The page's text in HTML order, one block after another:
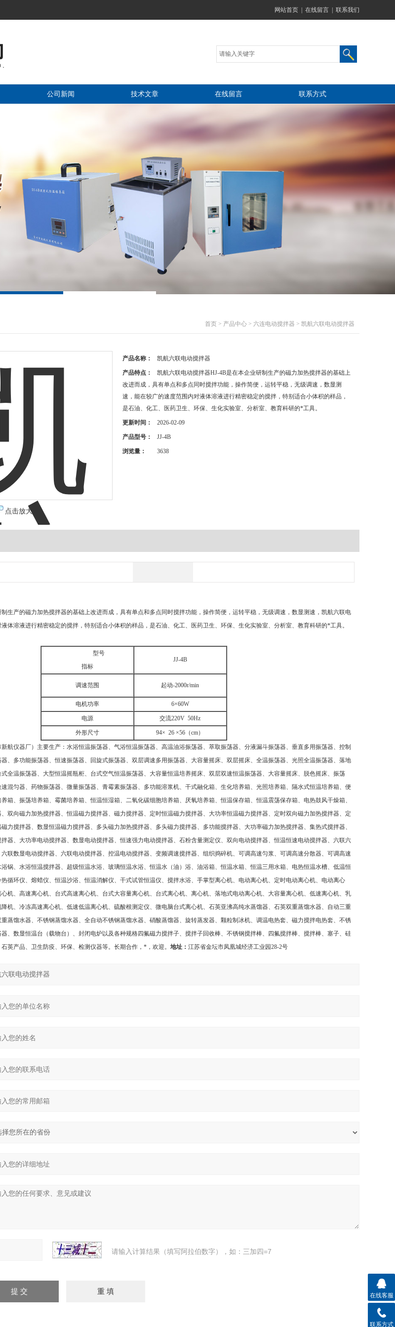
网站首页 在线留言 联系我们
公司新闻 技术文章 在线留言 联系方式
首页 > 产品中心 > 六连电动搅拌器 > 凯航六联电动搅拌器
点击放大
产品名称： 凯航六联电动搅拌器
产品特点：
凯航六联电动搅拌器HJ-4B是在本企业研制生产的磁力加热搅拌器的基础上
改进而成，具有单点和多点同时搅拌功能，操作简便，运转平稳，无级调速，数显测
速，能在较广的速度范围内对液体溶液进行精密稳定的搅拌，特别适合小体积的样品，
是石油、化工、医药卫生、环保、生化实验室、分析室、教育科研的*工具。
更新时间： 2026-02-09
产品型号： JJ-4B
浏览量： 3638
生产的磁力加热搅拌器的基础上改进而成，具有单点和多点同时搅拌功能，操作简便，运转平稳，无级调速，数显测速，凯航六联电
体溶液进行精密稳定的搅拌，特别适合小体积的样品，是石油、化工、医药卫生、环保、生化实验室、分析室、教育科研的*工具。
型号
指标
JJ-4B
调速范围 起动-2000r/min
电机功率 6×60W
电源 交流220V 50Hz
外形尺寸 94× 26 ×56（cm）
航仪器厂）主要生产：水浴恒温振荡器、气浴恒温振荡器、高温油浴振荡器、萃取振荡器、分液漏斗振荡器、垂直多用振荡器、控制
、多功能振荡器、恒速振荡器、回旋式振荡器、双层调速多用振荡器、大容量摇床、双层摇床、全温振荡器、光照全温振荡器、落地
全温振荡器、大型恒温摇瓶柜、台式空气恒温振荡器、大容量恒温培养摇床、双层双速恒温振荡器、大容量摇床、脱色摇床、振荡
混匀器、药物振荡器、微量振荡器、青霉素振荡器、多功能溶浆机、干式融化箱、生化培养箱、光照培养箱、隔水式恒温培养箱、便
箱、振荡培养箱、霉菌培养箱、恒温恒湿箱、二氧化碳细胞培养箱、厌氧培养箱、恒温保存箱、恒温震荡保存箱、电热鼓风干燥箱、
双向磁力加热搅拌器、恒温磁力搅拌器、磁力搅拌器、定时恒温磁力搅拌器、大功率恒温磁力搅拌器、定时双向磁力加热搅拌器、定
力搅拌器、数显恒温磁力搅拌器、多头磁力加热搅拌器、多头磁力搅拌器、多功能搅拌器、大功率磁力加热搅拌器、集热式搅拌器、
器、大功率电动搅拌器、数显电动搅拌器、恒速强力电动搅拌器、石粉含量测定仪、双向电动搅拌器、恒温恒速电动搅拌器、六联六
联数显电动搅拌器、六联电动搅拌器、控温电动搅拌器、变频调速搅拌器、组织捣碎机、可调高速匀浆、可调高速分散器、可调高速
锅、水浴恒温搅拌器、超级恒温水浴、玻璃恒温水浴、恒温水（油）浴、油浴箱、恒温水箱、恒温三用水箱、电热恒温水槽、低温恒
循环仪、熔蜡仪、恒温沙浴、恒温消解仪、干式试管恒温仪、搅拌水浴、手掌型离心机、电动离心机、定时电动离心机、电动离心
机、高速离心机、台式高速离心机、台式大容量离心机、台式离心机、离心机、落地式电动离心机、大容量离心机、低速离心机、乳
机、冷冻高速离心机、低速低温离心机、硫酸根测定仪、微电脑台式离心机、石英亚沸高纯水蒸馏器、石英双重蒸馏水器、自动三重
蒸馏水器、不锈钢蒸馏水器、全自动不锈钢蒸馏水器、硝酸蒸馏器、旋转蒸发器、颗粒制冰机、调温电热套、磁力搅拌电热套、不锈
、数显恒温台（载物台）、封闭电炉以及各种规格四氟磁力搅拌子、搅拌子回收棒、不锈钢搅拌棒、四氟搅拌棒、搅拌棒、塞子、硅
英产品、卫生防疫、环保、检测仪器等。长期合作，*，欢迎。 地址： 江苏省金坛市凤凰城经济工业园28-2号
请输入计算结果（填写阿拉伯数字），如：三加四=7
在线客服
联系方式